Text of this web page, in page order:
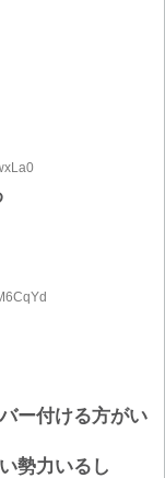
ー付ける方がい
勢力いるし